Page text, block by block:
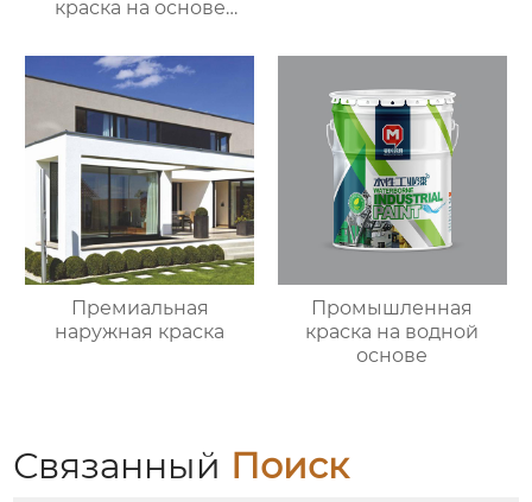
краска на основе
Премиальная
наружная краска
Промышленная
краска на водной
основе
Связанный Поиск